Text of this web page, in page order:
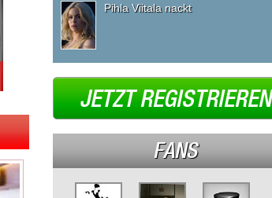
Pihla Viitala nackt
JETZT REGISTRIEREN
FANS